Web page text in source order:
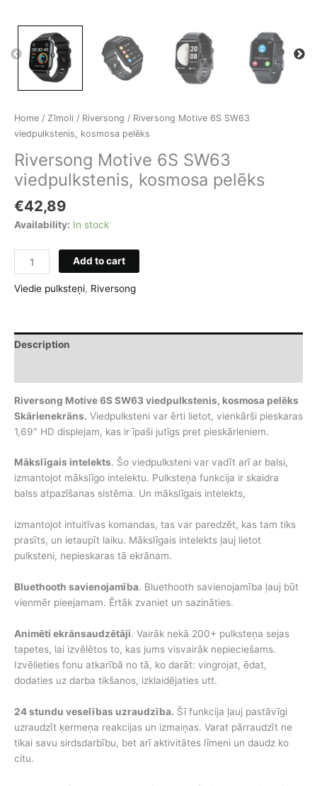
Home / Zīmoli / Riversong / Riversong Motive 6S SW63
viedpulkstenis, kosmosa pelēks
Riversong Motive 6S SW63
viedpulkstenis, kosmosa pelēks
€42,89
Availability: In stock
Riversong
Motive
6S
kosmosa
pelēks
Add to cart
Viedie pulksteņi, Riversong
Description
Riversong Motive 6S SW63 viedpulkstenis, kosmosa pelēks
Skārienekrāns. Viedpulksteni var ērti lietot, vienkārši pieskaras
1,69″ HD displejam, kas ir īpaši jutīgs pret pieskārieniem.
Mākslīgais intelekts. Šo viedpulksteni var vadīt arī ar balsi,
izmantojot mākslīgo intelektu. Pulksteņa funkcija ir skaidra
balss atpazīšanas sistēma. Un mākslīgais intelekts,
izmantojot intuitīvas komandas, tas var paredzēt, kas tam tiks
prasīts, un ietaupīt laiku. Mākslīgais intelekts ļauj lietot
pulksteni, nepieskaras tā ekrānam.
Bluethooth savienojamība. Bluethooth savienojamība ļauj būt
vienmēr pieejamam. Ērtāk zvaniet un sazināties.
Animēti ekrānsaudzētāji. Vairāk nekā 200+ pulksteņa sejas
tapetes, lai izvēlētos to, kas jums visvairāk nepieciešams.
Izvēlieties fonu atkarībā no tā, ko darāt: vingrojat, ēdat,
dodaties uz darba tikšanos, izklaidējaties utt.
24 stundu veselības uzraudzība. Šī funkcija ļauj pastāvīgi
uzraudzīt ķermeņa reakcijas un izmaiņas. Varat pārraudzīt ne
tikai savu sirdsdarbību, bet arī aktivitātes līmeni un daudz ko
citu.